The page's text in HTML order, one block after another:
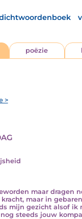
poëzie
>
maar dragen
maar in
mijn gezicht alsof ik
steeds jouw